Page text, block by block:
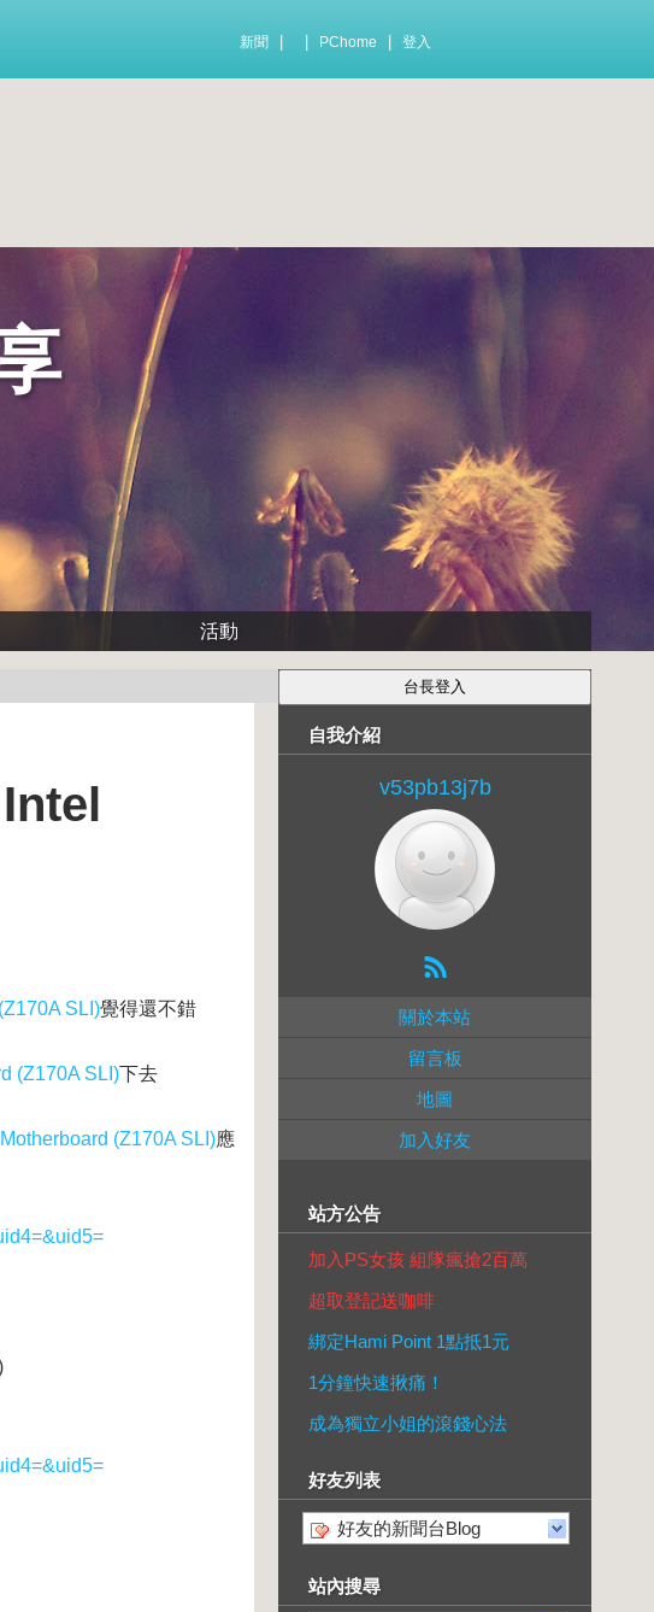
新聞 PChome 登入
活動
SLI)覺得還不錯
(Z170A SLI)下去
(Z170A SLI)應
自我介紹
v53pb13j7b
關於本站
留言板
地圖
加入好友
站方公告
加入PS女孩 組隊瘋搶2百萬
超取登記送咖啡
綁定Hami Point 1點抵1元
1分鐘快速揪痛！
成為獨立小姐的滾錢心法
好友列表
好友的新聞台Blog
站內搜尋